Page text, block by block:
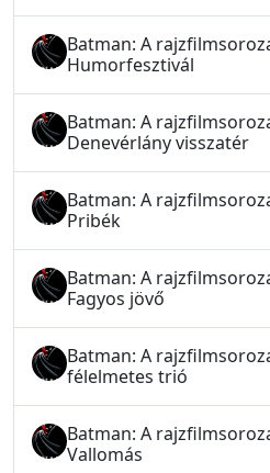
Batman: A
Humorfesztivál
Batman: A
Denevérlány visszatér
Batman: A
Pribék
Batman: A
Fagyos jövő
Batman: A
félelmetes trió
Batman: A
Vallomás